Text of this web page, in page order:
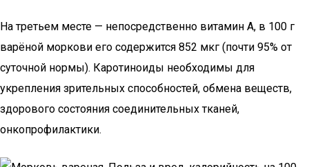
На третьем месте — непосредственно витамин А, в 100 г
варёной моркови его содержится 852 мкг (почти 95% от
суточной нормы). Каротиноиды необходимы для
укрепления зрительных способностей, обмена веществ,
здорового состояния соединительных тканей,
онкопрофилактики.